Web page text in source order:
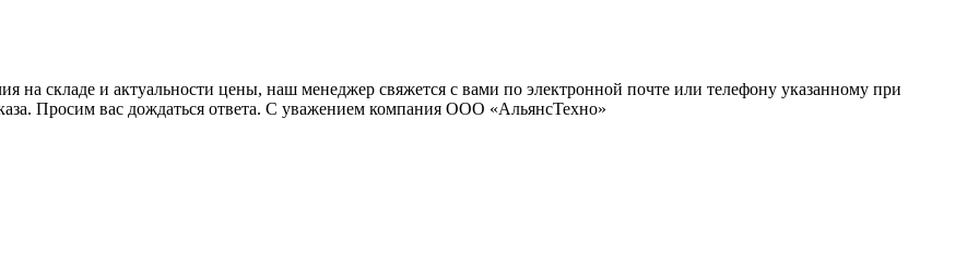
на складе и актуальности цены, наш менеджер свяжется с вами по электронной почте или телефону указанному при
Просим вас дождаться ответа. С уважением компания ООО «АльянсТехно»